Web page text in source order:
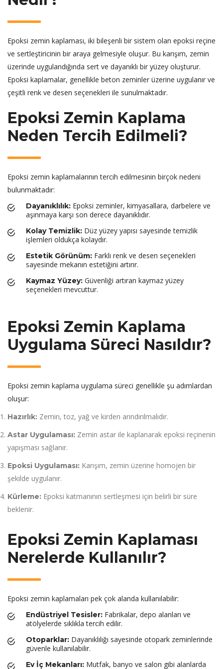
Epoksi zemin kaplaması, iki bileşenli bir sistem olan epoksi reçine
ve sertleştiricinin bir araya gelmesiyle oluşur. Bu karışım, zemin
üzerinde uygulandığında sert ve dayanıklı bir yüzey oluşturur.
Epoksi kaplamalar, genellikle beton zeminler üzerine uygulanır ve
çeşitli renk ve desen seçenekleri ile sunulmaktadır.
Epoksi Zemin Kaplama
Neden Tercih Edilmeli?
Epoksi zemin kaplamalarının tercih edilmesinin birçok nedeni
bulunmaktadır:
Dayanıklılık: Epoksi zeminler, kimyasallara, darbelere ve
aşınmaya karşı son derece dayanıklıdır.
Kolay Temizlik: Düz yüzey yapısı sayesinde temizlik
işlemleri oldukça kolaydır.
Estetik Görünüm: Farklı renk ve desen seçenekleri
sayesinde mekanın estetiğini artırır.
Kaymaz Yüzey: Güvenliği artıran kaymaz yüzey
seçenekleri mevcuttur.
Epoksi Zemin Kaplama
Uygulama Süreci Nasıldır?
Epoksi zemin kaplama uygulama süreci genellikle şu adımlardan
oluşur:
Hazırlık: Zemin, toz, yağ ve kirden arındırılmalıdır.
Astar Uygulaması: Zemin astar ile kaplanarak epoksi reçinenin
yapışması sağlanır.
Epoksi Uygulaması: Karışım, zemin üzerine homojen bir
şekilde uygulanır.
Kürleme: Epoksi katmanının sertleşmesi için belirli bir süre
beklenir.
Epoksi Zemin Kaplaması
Nerelerde Kullanılır?
Epoksi zemin kaplamaları pek çok alanda kullanılabilir:
Endüstriyel Tesisler: Fabrikalar, depo alanları ve
atölyelerde sıklıkla tercih edilir.
Otoparklar: Dayanıklılığı sayesinde otopark zeminlerinde
güvenle kullanılabilir.
Ev İç Mekanları: Mutfak, banyo ve salon gibi alanlarda